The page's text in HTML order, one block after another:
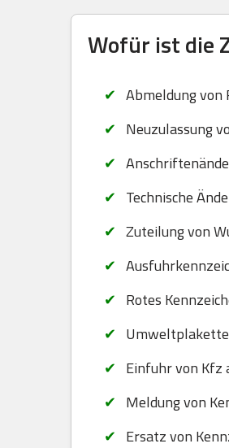
Wofür ist die
Abmeldung von
Neuzulassung
Technische
Zuteilung von
Rotes
Einfuhr von Kfz
Meldung von
Ersatz von